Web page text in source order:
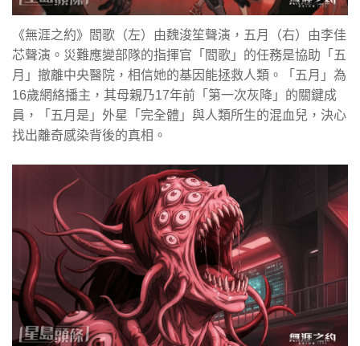
《無涯之約》閻歌（左）由魏浚笙聲演，五月（右）由李佳
芯聲演。災難應變部隊的指揮官「閻歌」的任務是協助「五
月」撤離中央醫院，相信她的基因能拯救人類。「五月」為
16歲網絡播主，其母親乃17年前「第一次灰降」的關鍵成
員，「五月是」外星「完全體」與人類所生的混血兒，決心
找出離奇感染背後的真相。